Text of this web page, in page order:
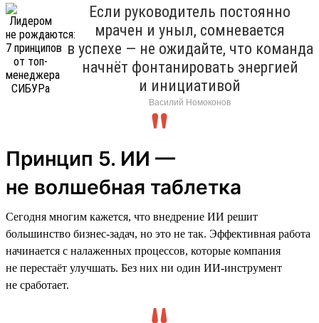
Если руководитель постоянно
мрачен и уныл, сомневается
в успехе — не ожидайте, что команда
начнёт фонтанировать энергией
и инициативой
Василий Номоконов
Принцип 5. ИИ —
не волшебная таблетка
Сегодня многим кажется, что внедрение ИИ решит
большинство бизнес-задач, но это не так. Эффективная работа
начинается с налаженных процессов, которые компания
не перестаёт улучшать. Без них ни один ИИ-инструмент
не сработает.